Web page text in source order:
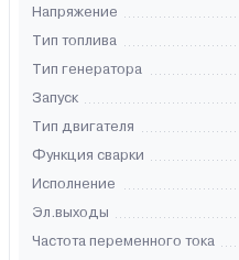
Напряжение
Тип топлива
Тип генератора
Запуск
Тип двигателя
Функция сварки
Исполнение
Эл.выходы
Частота переменного тока